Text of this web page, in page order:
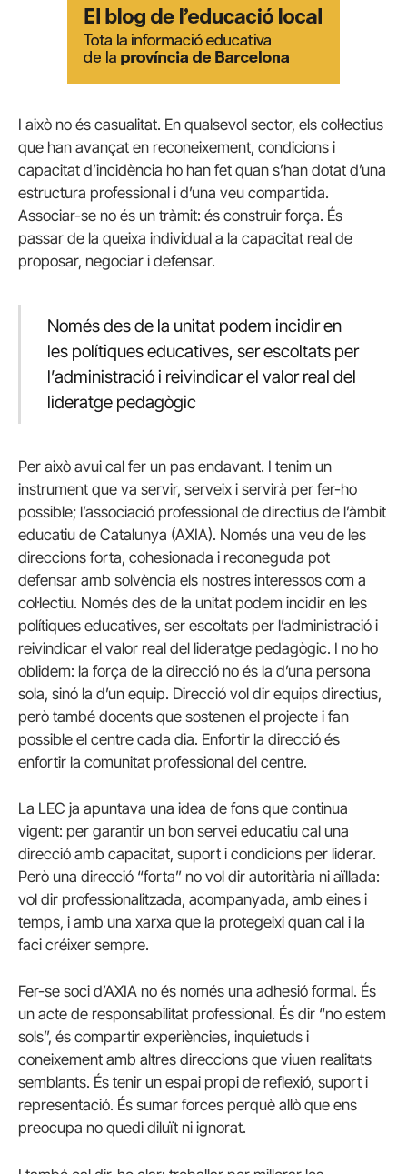
I això no és casualitat. En qualsevol sector, els col·lectius
que han avançat en reconeixement, condicions i
capacitat d’incidència ho han fet quan s’han dotat d’una
estructura professional i d’una veu compartida.
Associar-se no és un tràmit: és construir força. És
passar de la queixa individual a la capacitat real de
proposar, negociar i defensar.
Només des de la unitat podem incidir en
les polítiques educatives, ser escoltats per
l’administració i reivindicar el valor real del
lideratge pedagògic
Per això avui cal fer un pas endavant. I tenim un
instrument que va servir, serveix i servirà per fer-ho
possible; l’associació professional de directius de l’àmbit
educatiu de Catalunya (AXIA). Només una veu de les
direccions forta, cohesionada i reconeguda pot
defensar amb solvència els nostres interessos com a
col·lectiu. Només des de la unitat podem incidir en les
polítiques educatives, ser escoltats per l’administració i
reivindicar el valor real del lideratge pedagògic. I no ho
oblidem: la força de la direcció no és la d’una persona
sola, sinó la d’un equip. Direcció vol dir equips directius,
però també docents que sostenen el projecte i fan
possible el centre cada dia. Enfortir la direcció és
enfortir la comunitat professional del centre.
La LEC ja apuntava una idea de fons que continua
vigent: per garantir un bon servei educatiu cal una
direcció amb capacitat, suport i condicions per liderar.
Però una direcció “forta” no vol dir autoritària ni aïllada:
vol dir professionalitzada, acompanyada, amb eines i
temps, i amb una xarxa que la protegeixi quan cal i la
faci créixer sempre.
Fer-se soci d’AXIA no és només una adhesió formal. És
un acte de responsabilitat professional. És dir “no estem
sols”, és compartir experiències, inquietuds i
coneixement amb altres direccions que viuen realitats
semblants. És tenir un espai propi de reflexió, suport i
representació. És sumar forces perquè allò que ens
preocupa no quedi diluït ni ignorat.